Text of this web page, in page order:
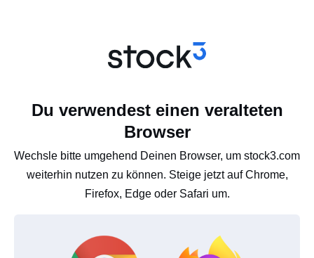
Du verwendest einen veralteten
Browser
Wechsle bitte umgehend Deinen Browser, um stock3.com
weiterhin nutzen zu können. Steige jetzt auf Chrome,
Firefox, Edge oder Safari um.